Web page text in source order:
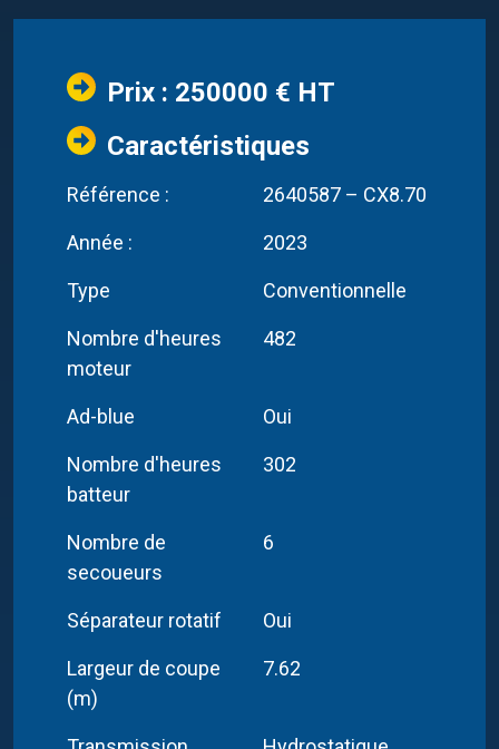
Prix : 250000 € HT
Caractéristiques
Référence : 2640587 – CX8.70
Année : 2023
Type Conventionnelle
Nombre d'heures
moteur
482
Ad-blue Oui
Nombre d'heures
batteur
302
Nombre de
secoueurs
6
Séparateur rotatif Oui
Largeur de coupe
(m)
7.62